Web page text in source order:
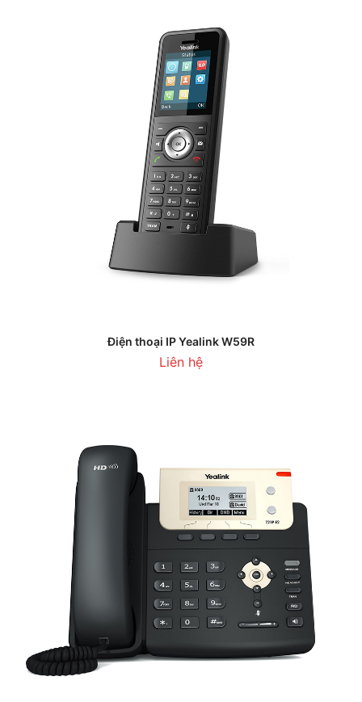
Điện thoại IP Yealink W59R
Liên hệ